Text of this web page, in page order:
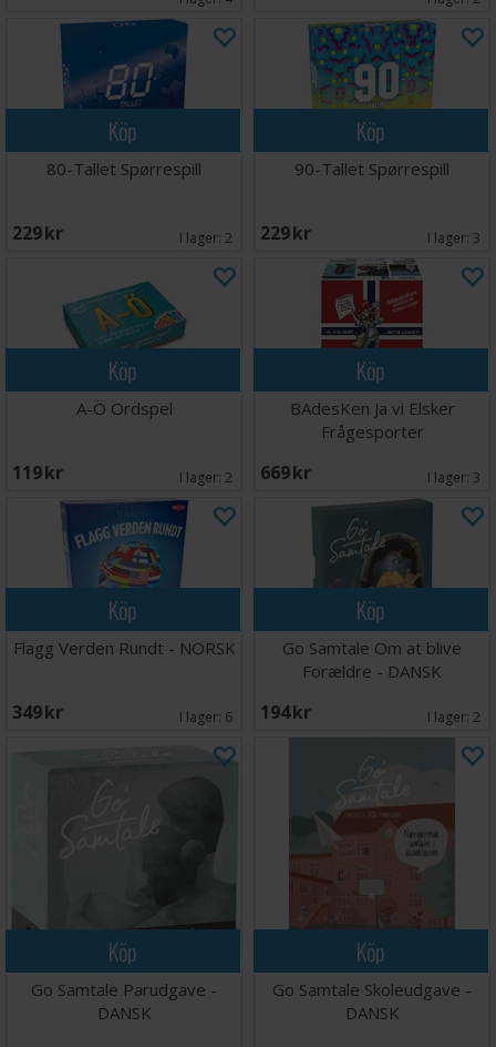
Köp
80-Tallet Spørrespill
229 SEK I lager: 2
Köp
90-Tallet Spørrespill
229 SEK I lager: 3
Köp
A-Ö Ordspel
119 SEK I lager: 2
Köp
BAdesKen Ja vi Elsker
Frågesporter
669 SEK I lager: 3
Köp
Flagg Verden Rundt - NORSK
349 SEK I lager: 6
Köp
Go Samtale Om at blive
Forældre - DANSK
194 SEK I lager: 2
Köp
Go Samtale Parudgave -
DANSK
Köp
Go Samtale Skoleudgave -
DANSK